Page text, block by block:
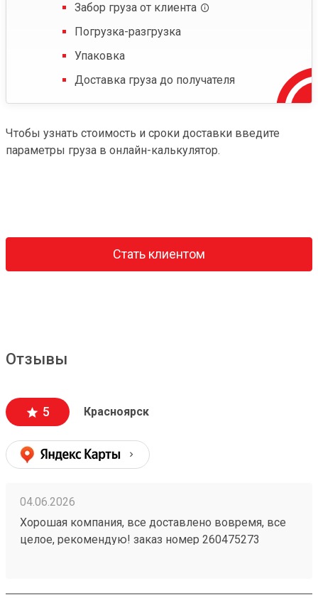
Забор груза от клиента
Погрузка-разгрузка
Упаковка
Доставка груза до получателя
Чтобы узнать стоимость и сроки доставки введите
параметры груза в онлайн-калькулятор.
Стать клиентом
Отзывы
5 Красноярск
04.06.2026
Хорошая компания, все доставлено вовремя, все
целое, рекомендую! заказ номер 260475273